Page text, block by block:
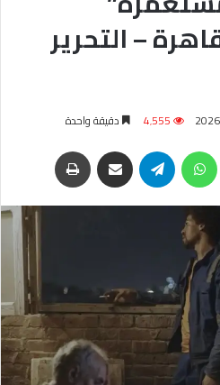
– التحرير
4٬555 دقيقة واحدة